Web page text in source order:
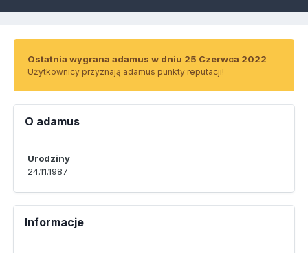
Ostatnia wygrana adamus w dniu 25 Czerwca 2022
Użytkownicy przyznają adamus punkty reputacji!
O adamus
Urodziny
24.11.1987
Informacje